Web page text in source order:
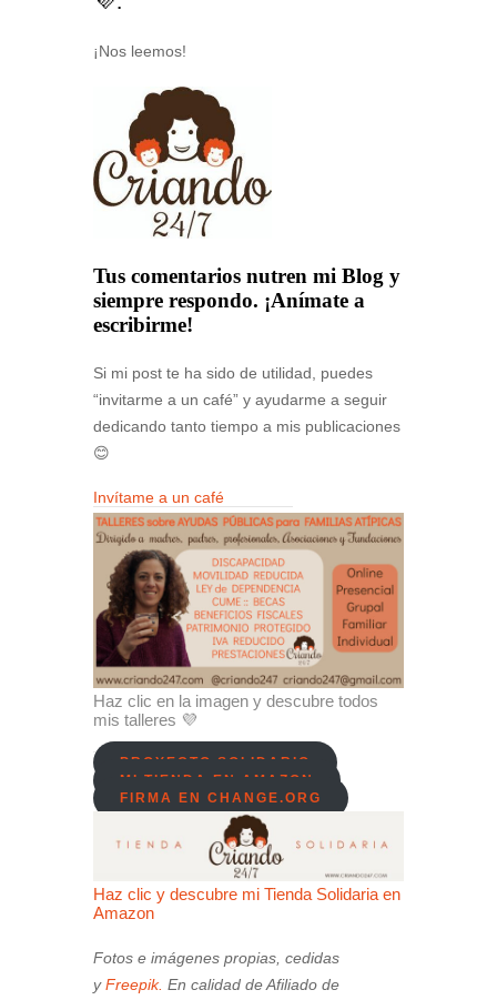
¡Nos leemos!
Tus comentarios nutren mi Blog y
siempre respondo. ¡Anímate a
escribirme!
Si mi post te ha sido de utilidad, puedes
“invitarme a un café” y ayudarme a seguir
dedicando tanto tiempo a mis publicaciones
😊
Invítame a un café
Haz clic en la imagen y descubre todos
mis talleres 💜
PROYECTO SOLIDARIO
MI TIENDA EN AMAZON
FIRMA EN CHANGE.ORG
Haz clic y descubre mi Tienda Solidaria en
Amazon
Fotos e imágenes propias, cedidas
yFreepik. En calidad de Afiliado de